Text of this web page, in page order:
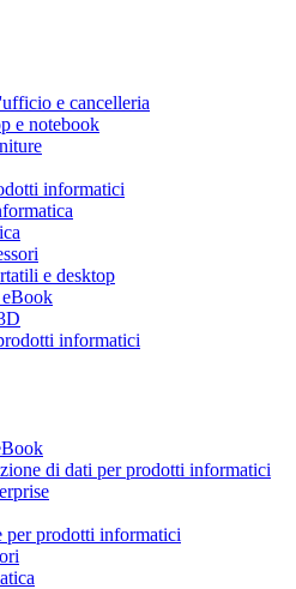
e cancelleria
e notebook
informatici
e desktop
eBook
informatici
di dati per prodotti informatici
prodotti informatici